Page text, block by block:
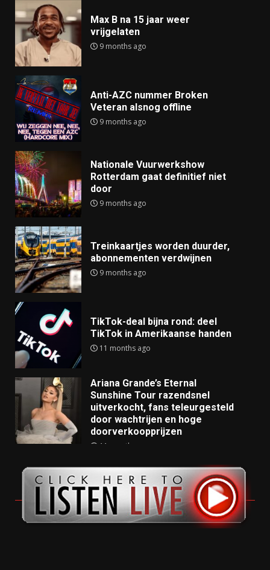
Max B na 15 jaar weer
vrijgelaten
9 months ago
Anti-AZC nummer Broken
Veteran alsnog offline
9 months ago
Nationale Vuurwerkshow
Rotterdam gaat definitief niet
door
9 months ago
Treinkaartjes worden duurder,
abonnementen verdwijnen
9 months ago
TikTok-deal bijna rond: deel
TikTok in Amerikaanse handen
11 months ago
Ariana Grande’s Eternal
Sunshine Tour razendsnel
uitverkocht, fans teleurgesteld
door wachtrijen en hoge
doorverkoopprijzen
11 months ago